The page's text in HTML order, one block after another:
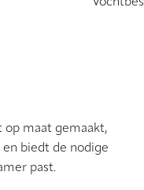
op maat gemaakt,
en biedt de nodige
past.